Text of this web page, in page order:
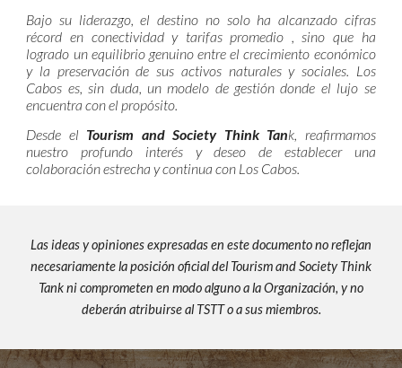
Bajo su liderazgo, el destino no solo ha alcanzado cifras
récord en conectividad y tarifas promedio , sino que ha
logrado un equilibrio genuino entre el crecimiento económico
y la preservación de sus activos naturales y sociales. Los
Cabos es, sin duda, un modelo de gestión donde el lujo se
encuentra con el propósito.
Desde el Tourism and Society Think Tank, reafirmamos
nuestro profundo interés y deseo de establecer una
colaboración estrecha y continua con Los Cabos.
Las ideas y opiniones expresadas en este documento no reflejan
necesariamente la posición oficial del Tourism and Society Think
Tank ni comprometen en modo alguno a la Organización, y no
deberán atribuirse al TSTT o a sus miembros.